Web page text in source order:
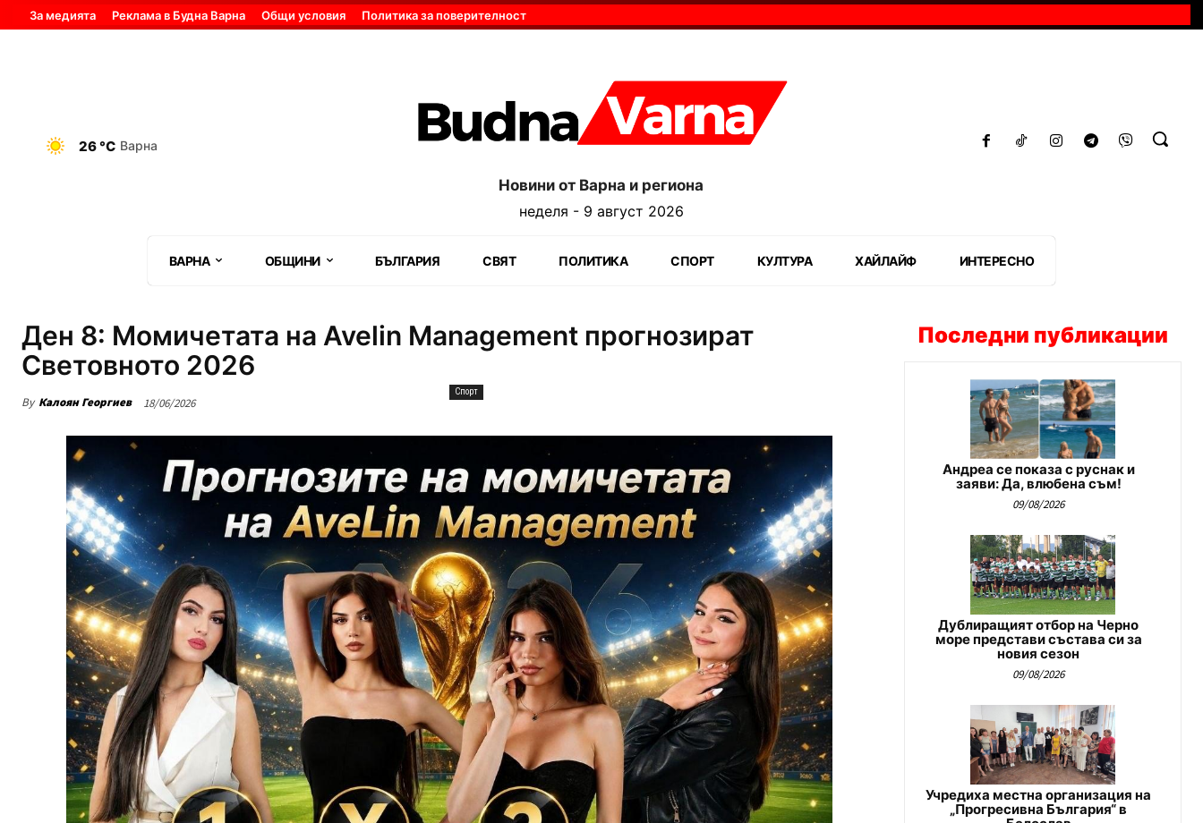
За медията Реклама в Будна Варна Общи условия Политика за поверителност
26 °C Варна
Новини от Варна и региона
неделя - 9 август 2026
ВАРНА ОБЩИНИ БЪЛГАРИЯ СВЯТ ПОЛИТИКА СПОРТ КУЛТУРА ХАЙЛАЙФ ИНТЕРЕСНО
Ден 8: Момичетата на Avelin Management прогнозират
Световното 2026
By Калоян Георгиев 18/06/2026
Спорт
Последни публикации
Андреа се показа с руснак и
заяви: Да, влюбена съм!
09/08/2026
Дублиращият отбор на Черно
море представи състава си за
новия сезон
09/08/2026
Учредиха местна организация на
„Прогресивна България“ в